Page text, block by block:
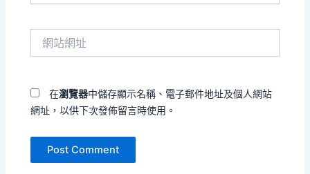
在瀏覽器中儲存顯示名稱、電子郵件地址及個人網站
網址，以供下次發佈留言時使用。